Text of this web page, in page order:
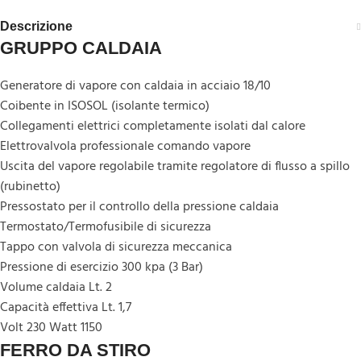
Descrizione
GRUPPO CALDAIA
Generatore di vapore con caldaia in acciaio 18/10
Coibente in ISOSOL (isolante termico)
Collegamenti elettrici completamente isolatidal calore
Elettrovalvola professionale comando vapore
Uscita del vapore regolabile tramite regolatoredi flusso a spillo
(rubinetto)
Pressostato per il controllo della pressione caldaia
Termostato/Termofusibiledi sicurezza
Tappo con valvola di sicurezza meccanica
Pressione di esercizio 300 kpa (3 Bar)
Volume caldaia Lt. 2
Capacità effettiva Lt. 1,7
Volt 230 Watt 1150
FERRO DA STIRO